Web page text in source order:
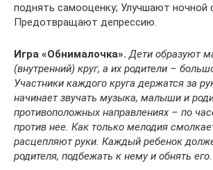
поднять самооценку; Улучшают ночной
Предотвращают депрессию.
Игра «Обнималочка». Дети образуют
(внутренний) круг, а их родители –
Участники каждого круга держатся за
начинает звучать музыка, малыши и
противоположных направлениях – по
против нее. Как только мелодия
расцепляют руки. Каждый ребенок
родителя, подбежать к нему и обнять его.